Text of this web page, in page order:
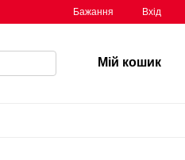
Бажання Вхід
Мій кошик